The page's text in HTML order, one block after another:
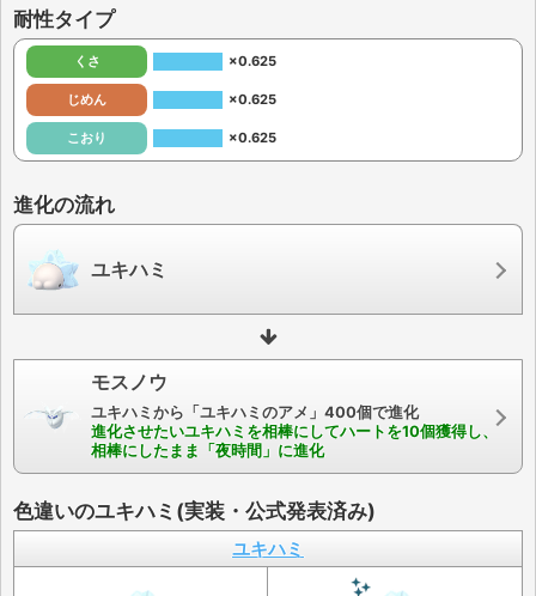
耐性タイプ
くさ ×0.625
じめん ×0.625
こおり ×0.625
進化の流れ
ユキハミ
モスノウ
ユキハミから「ユキハミのアメ」400個で進化
進化させたいユキハミを相棒にしてハートを10個獲得し、
相棒にしたまま「夜時間」に進化
色違いのユキハミ(実装・公式発表済み)
ユキハミ